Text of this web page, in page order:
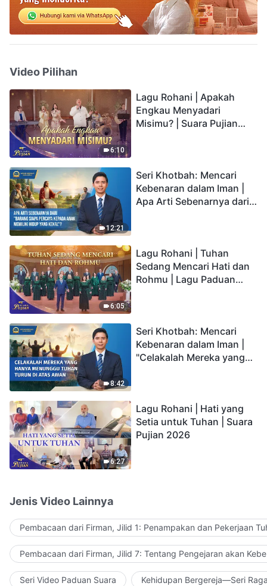
Video Pilihan
6:10
Lagu Rohani | Apakah
Engkau Menyadari
Misimu? | Suara Pujian
12:21
Seri Khotbah: Mencari
Kebenaran dalam Iman |
Apa Arti Sebenarnya dari
6:05
Lagu Rohani | Tuhan
Sedang Mencari Hati dan
Rohmu | Lagu Paduan
8:42
Seri Khotbah: Mencari
Kebenaran dalam Iman |
"Celakalah Mereka yang
6:27
Lagu Rohani | Hati yang
Setia untuk Tuhan | Suara
Pujian 2026
Jenis Video Lainnya
Pembacaan dari Firman, Jilid 1: Penampakan dan Pekerjaan
Pembacaan dari Firman, Jilid 7: Tentang Pengejaran akan
Seri Video Paduan Suara Kehidupan Bergereja—Seri